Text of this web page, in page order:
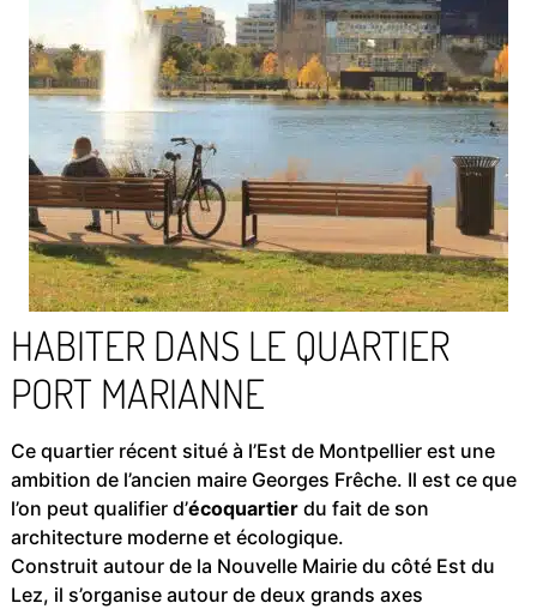
HABITER DANS LE QUARTIER
PORT MARIANNE
Ce quartier récent situé à l’Est de Montpellier est une
ambition de l’ancien maire Georges Frêche. Il est ce que
l’on peut qualifier d’écoquartierdu fait de son
architecture moderne et écologique.
Construit autour de la Nouvelle Mairie du côté Est du
Lez, il s’organise autour de deux grands axes